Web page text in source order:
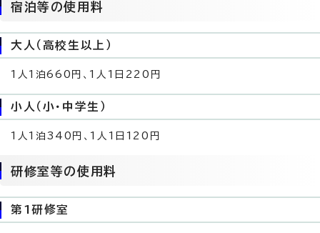
宿泊等の使用料
大人（高校生以上）
1人1泊660円、1人1日220円
小人（小・中学生）
1人1泊340円、1人1日120円
研修室等の使用料
第1研修室